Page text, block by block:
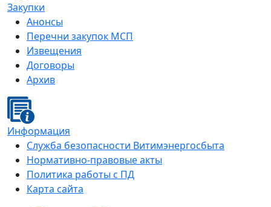
Закупки
Анонсы
Перечни закупок МСП
Извещения
Договоры
Архив
Информация
Служба безопасности Витимэнергосбыта
Нормативно-правовые акты
Политика работы с ПД
Карта сайта